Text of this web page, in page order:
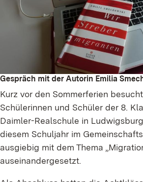
Gespräch mit der Autorin Emilia
Kurz vor den Sommerferien
Schülerinnen und Schüler der 8.
Daimler-Realschule in
diesem Schuljahr im
ausgiebig mit dem Thema
auseinandergesetzt.